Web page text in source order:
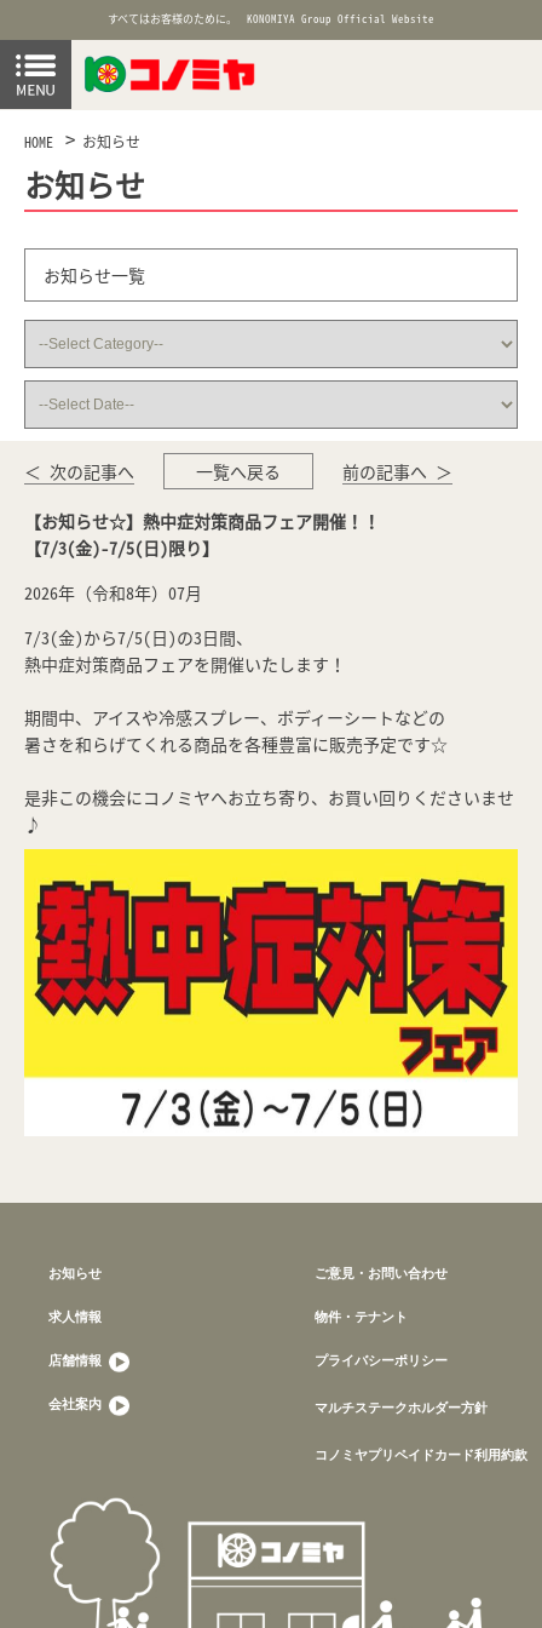
すべてはお客様のために。 KONOMIYA Group Official Website
HOME お知らせ
お知らせ
お知らせ一覧
＜ 次の記事へ 一覧へ戻る 前の記事へ ＞
【お知らせ☆】熱中症対策商品フェア開催！！
【7/3(金)-7/5(日)限り】
2026年（令和8年）07月
7/3(金)から7/5(日)の3日間、
熱中症対策商品フェアを開催いたします！
期間中、アイスや冷感スプレー、ボディーシートなどの
暑さを和らげてくれる商品を各種豊富に販売予定です☆
是非この機会にコノミヤへお立ち寄り、お買い回りくださいませ
♪
お知らせ
求人情報
店舗情報
会社案内
ご意見・お問い合わせ
物件・テナント
プライバシーポリシー
マルチステークホルダー方針
コノミヤプリペイドカード利用約款